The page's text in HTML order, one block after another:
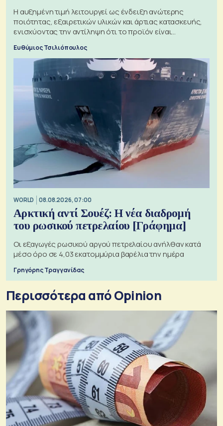
Η αυξημένη τιμή λειτουργεί ως ένδειξη ανώτερης
ποιότητας, εξαιρετικών υλικών και άρτιας κατασκευής,
ενισχύοντας την αντίληψη ότι το προϊόν είναι
Ευθύμιος Τσιλιόπουλος
WORLD 08.08.2026, 07:00
Αρκτική αντί Σουέζ: Η νέα διαδρομή
του ρωσικού πετρελαίου [Γράφημα]
Οι εξαγωγές ρωσικού αργού πετρελαίου ανήλθαν κατά
μέσο όρο σε 4,03 εκατομμύρια βαρέλια την ημέρα
Γρηγόρης Τραγγανίδας
Περισσότερα από Opinion